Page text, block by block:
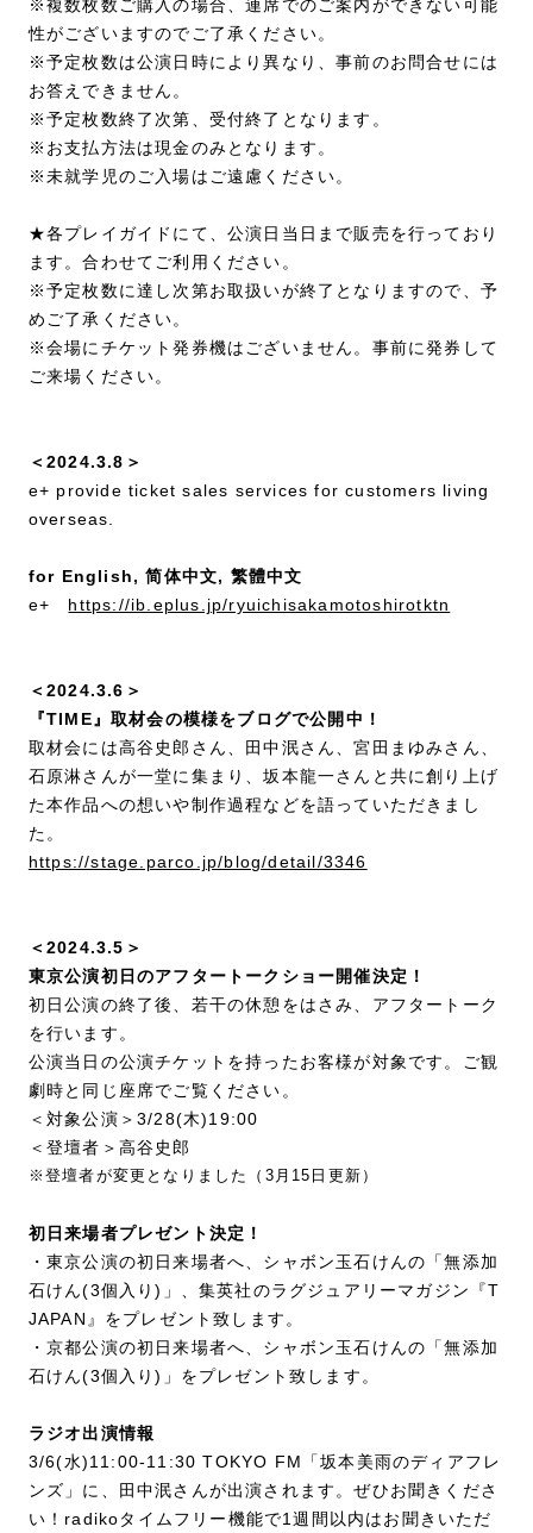
※複数枚数ご購入の場合、連席でのご案内ができない可能
性がございますのでご了承ください。
※予定枚数は公演日時により異なり、事前のお問合せには
お答えできません。
※予定枚数終了次第、受付終了となります。
※お支払方法は現金のみとなります。
※未就学児のご入場はご遠慮ください。
★各プレイガイドにて、公演日当日まで販売を行っており
ます。合わせてご利用ください。
※予定枚数に達し次第お取扱いが終了となりますので、予
めご了承ください。
※会場にチケット発券機はございません。事前に発券して
ご来場ください。
＜2024.3.8＞
e+ provide ticket sales services for customers living
overseas.
for English, 简体中文, 繁體中文
e+ https://ib.eplus.jp/ryuichisakamotoshirotktn
＜2024.3.6＞
『TIME』取材会の模様をブログで公開中！
取材会には高谷史郎さん、田中泯さん、宮田まゆみさん、
石原淋さんが一堂に集まり、坂本龍一さんと共に創り上げ
た本作品への想いや制作過程などを語っていただきまし
た。
https://stage.parco.jp/blog/detail/3346
＜2024.3.5＞
東京公演初日のアフタートークショー開催決定！
初日公演の終了後、若干の休憩をはさみ、アフタートーク
を行います。
公演当日の公演チケットを持ったお客様が対象です。ご観
劇時と同じ座席でご覧ください。
＜対象公演＞3/28(木)19:00
＜登壇者＞高谷史郎
※登壇者が変更となりました（3月15日更新）
初日来場者プレゼント決定！
・東京公演の初日来場者へ、シャボン玉石けんの「無添加
石けん(3個入り)」、集英社のラグジュアリーマガジン『T
JAPAN』をプレゼント致します。
・京都公演の初日来場者へ、シャボン玉石けんの「無添加
石けん(3個入り)」をプレゼント致します。
ラジオ出演情報
3/6(水)11:00-11:30 TOKYO FM「坂本美雨のディアフレ
ンズ」に、田中泯さんが出演されます。ぜひお聞きくださ
い！radikoタイムフリー機能で1週間以内はお聞きいただ